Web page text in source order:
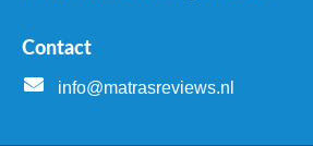
Contact
info@matrasreviews.nl